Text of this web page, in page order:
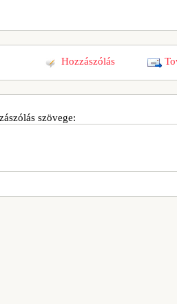
Hozzászólás
szövege: